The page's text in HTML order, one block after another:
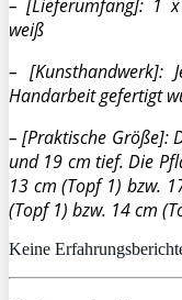
– [Lieferumfang]: 1
weiß
–
Handarbeit gefertigt
– [Praktische Größe]:
und 19 cm tief. Die
13 cm (Topf 1) bzw.
(Topf 1) bzw. 14 cm
Keine